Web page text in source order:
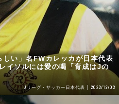
い」名FWカレッカが日本代表
イソルには愛の喝「育成はJの
Jリーグ・サッカー日本代表 2023/12/03